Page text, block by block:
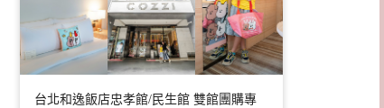
台北和逸飯店忠孝館/民生館 雙館團購專